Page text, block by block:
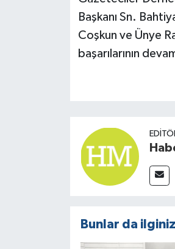
Başkanı Sn.
Coşkun ve Ünye
başarılarının
Bunlar da